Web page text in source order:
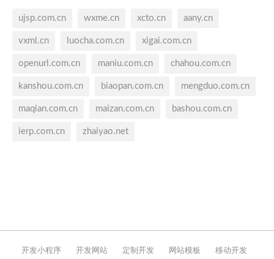
ujsp.com.cn wxme.cn xcto.cn aany.cn
vxml.cn luocha.com.cn xigai.com.cn
openurl.com.cn maniu.com.cn chahou.com.cn
kanshou.com.cn biaopan.com.cn mengduo.com.cn
maqian.com.cn maizan.com.cn bashou.com.cn
ierp.com.cn zhaiyao.net
开发小程序 开发网站 定制开发 网站模板 移动开发